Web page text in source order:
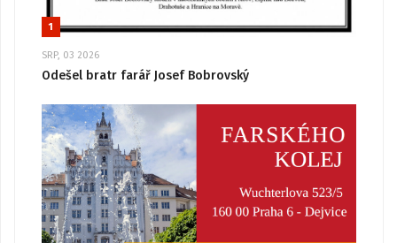
1
SRP, 03 2026
Odešel bratr farář Josef Bobrovský